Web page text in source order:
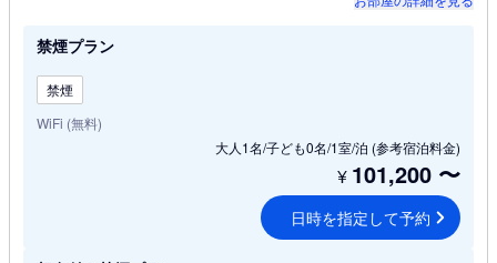
禁煙プラン
禁煙
WiFi (無料)
大人1名/子ども0名/1室/泊 (参考宿泊料金)
¥ 101,200 〜
日時を指定して予約